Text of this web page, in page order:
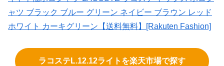
ャツ ブラック ブルー グリーン ネイビー ブラウン レッド
ホワイト カーキグリーン【送料無料】[Rakuten Fashion]
ラコステL.12.12ライトを楽天市場で探す